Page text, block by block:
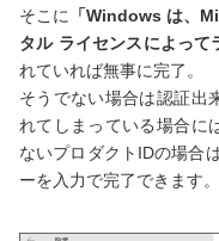
そこに 「Windows は、
タル ライセンスによって
れていれば無事に完了。
そうでない場合は認証出
れてしまっている場合に
ないプロダクトIDの場合
ーを入力で完了できます。